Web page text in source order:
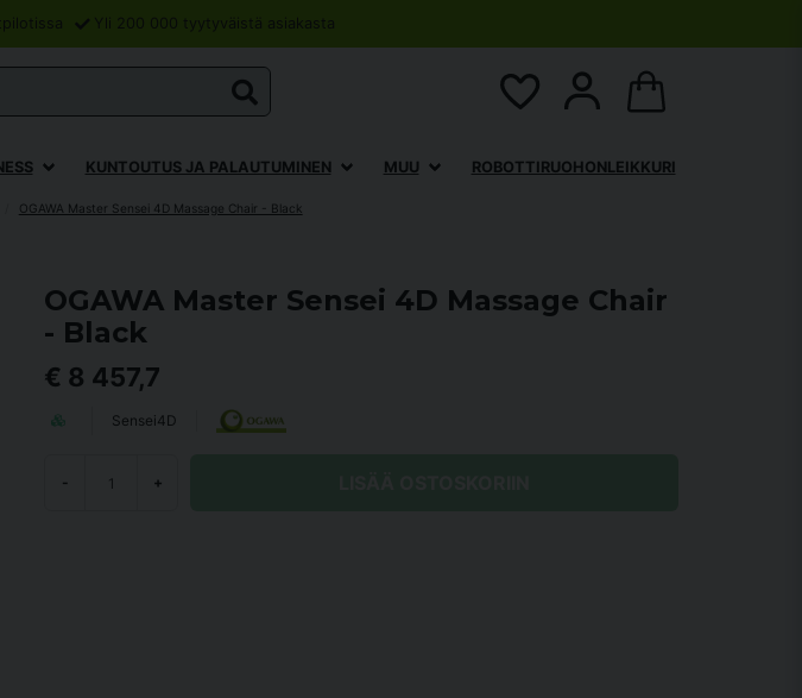
Yli 200 000 tyytyväistä asiakasta
KUNTOUTUS JA PALAUTUMINEN MUU ROBOTTIRUOHONLEIKKURI
OGAWA Master Sensei 4D Massage Chair - Black
OGAWA Master Sensei 4D Massage Chair
- Black
€ 8 457,7
Sensei4D
- +